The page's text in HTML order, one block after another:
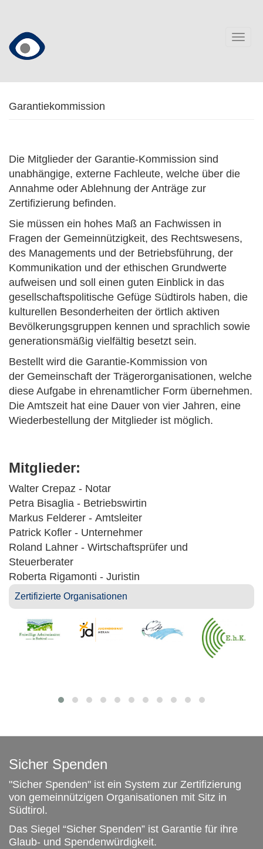
Inhalt
Garantiekommission
Die Mitglieder der Garantie-Kommission sind
unabhängige, externe Fachleute, welche über die
Annahme oder Ablehnung der Anträge zur
Zertifizierung befinden.
Sie müssen ein hohes Maß an Fachwissen in
Fragen der Gemeinnützigkeit, des Rechtswesens,
des Managements und der Betriebsführung, der
Kommunikation und der ethischen Grundwerte
aufweisen und soll einen guten Einblick in das
gesellschaftspolitische Gefüge Südtirols haben, die
kulturellen Besonderheiten der örtlich aktiven
Bevölkerungsgruppen kennen und sprachlich sowie
generationsmäßig vielfältig besetzt sein.
Bestellt wird die Garantie-Kommission von
der Gemeinschaft der Trägerorganisationen, welche
diese Aufgabe in ehrenamtlicher Form übernehmen.
Die Amtszeit hat eine Dauer von vier Jahren, eine
Wiederbestellung der Mitglieder ist möglich.
Mitglieder:
Walter Crepaz - Notar
Petra Bisaglia - Betriebswirtin
Markus Felderer - Amtsleiter
Patrick Kofler - Unternehmer
Roland Lahner - Wirtschaftsprüfer und
Steuerberater
Roberta Rigamonti - Juristin
Zertifizierte Organisationen
Sicher Spenden
"Sicher Spenden" ist ein System zur Zertifizierung
von gemeinnützigen Organisationen mit Sitz in
Südtirol.
Das Siegel “Sicher Spenden” ist Garantie für ihre
Glaub- und Spendenwürdigkeit.